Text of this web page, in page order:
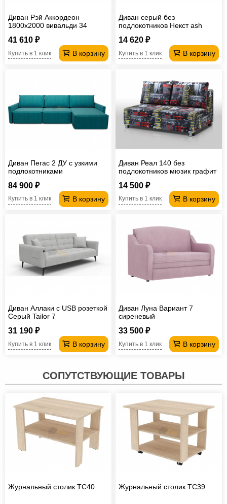
Диван Рэй Аккордеон
1800х2000 вивальди 34
41 610 ₽
В корзину
Купить в 1 клик
Диван серый без
подлокотников Некст ash
14 620 ₽
В корзину
Купить в 1 клик
Диван Пегас 2 ДУ с узкими
подлокотниками
84 900 ₽
В корзину
Купить в 1 клик
Диван Реал 140 без
подлокотников мюзик графит
14 500 ₽
В корзину
Купить в 1 клик
Диван Аллаки с USB розеткой
Серый Tailor 7
31 190 ₽
В корзину
Купить в 1 клик
Диван Луна Вариант 7
сиреневый
33 500 ₽
В корзину
Купить в 1 клик
СОПУТСТВУЮЩИЕ ТОВАРЫ
Журнальный столик TC40 Журнальный столик TC39